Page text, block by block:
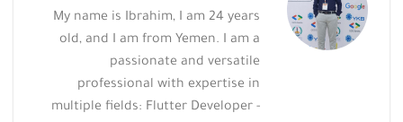
My name is Ibrahim, I am 24 years
old, and I am from Yemen. I am a
passionate and versatile
professional with expertise in
multiple fields: Flutter Developer -